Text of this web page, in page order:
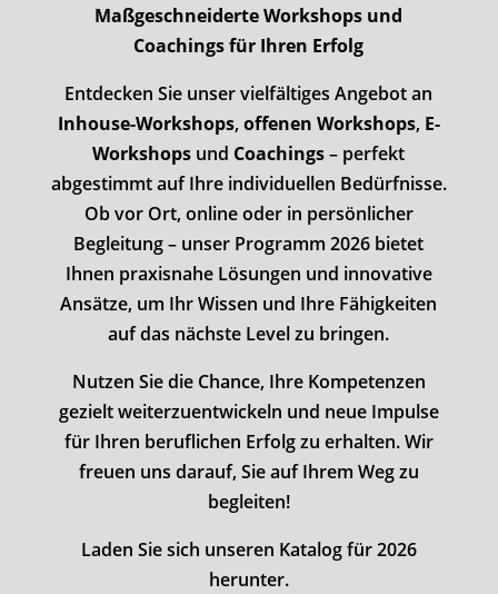
Maßgeschneiderte Workshops und
Coachings für Ihren Erfolg
Entdecken Sie unser vielfältiges Angebot an
Inhouse-Workshops,offenen Workshops, E-
Workshops und Coachings– perfekt
abgestimmt auf Ihre individuellen Bedürfnisse.
Ob vor Ort, online oder in persönlicher
Begleitung – unser Programm 2026 bietet
Ihnen praxisnahe Lösungen und innovative
Ansätze, um Ihr Wissen und Ihre Fähigkeiten
auf das nächste Level zu bringen.
Nutzen Sie die Chance, Ihre Kompetenzen
gezielt weiterzuentwickeln und neue Impulse
für Ihren beruflichen Erfolg zu erhalten. Wir
freuen uns darauf, Sie auf Ihrem Weg zu
begleiten!
Laden Sie sich unseren Katalog für 2026
herunter.